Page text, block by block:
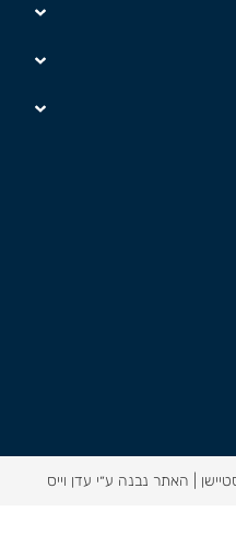
האתר נבנה ע״י עדן וייס